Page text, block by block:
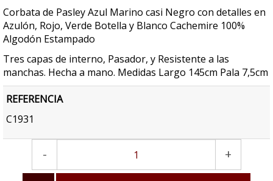
Corbata de Pasley Azul Marino casi Negro con detalles en
Azulón, Rojo, Verde Botella y Blanco Cachemire 100%
Algodón Estampado
Tres capas de interno, Pasador, y Resistente a las
manchas. Hecha a mano. Medidas Largo 145cm Pala 7,5cm
REFERENCIA
C1931
- +